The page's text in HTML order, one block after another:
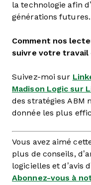
la technologie afin
générations futures.
Comment nos
suivre votre travail
Suivez-moi sur
Madison Logic sur
des stratégies ABM
donnée les plus
Vous avez aimé
plus de conseils,
logicielles et d’avis
Abonnez-vous à